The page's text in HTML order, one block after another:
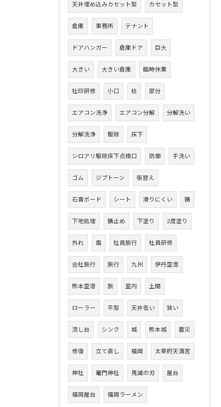
天井埋め込みカセット型 カセット型
倉庫 事務所 テナント
ドアハンガー 倉庫ドア 巨大
大きい 大きい倉庫 臨時休業
社印研修 小口 柱 部分
エアコン洗浄 エアコン分解 分解洗い
分解洗浄 駆除 床下
シロアリ駆除床下点検口 防御 手洗い
ゴム ジプトーン 張替え
石膏ボード シート 滑りにくい 錆
下地処理 錆止め 下塗り 2度塗り
外れ 風 社員旅行 社員研修
会社旅行 旅行 九州 伊丹空港
熊本空港 旅 室内 土間
ローラー 平型 天井低い 狭い
流し台 シンク 城 熊本城 震災
修復 立て直し 福岡 太宰府天満宮
神社 竈門神社 鬼滅の刃 屋台
福岡屋台 福岡ラーメン